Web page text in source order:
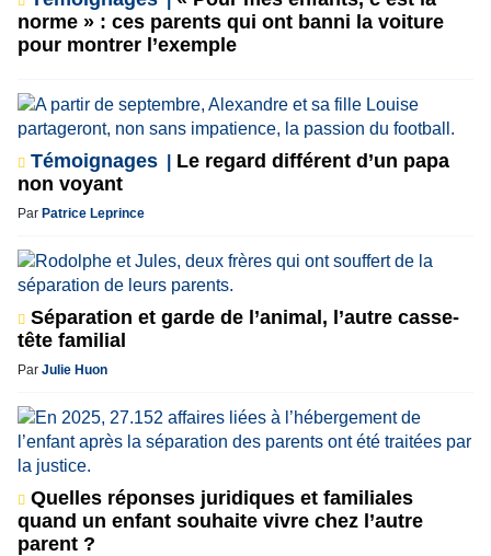
norme » : ces parents qui ont banni la voiture
pour montrer l’exemple
Témoignages
Le regard différent d’un papa
non voyant
Par Patrice Leprince
Séparation et garde de l’animal, l’autre casse-
tête familial
Par Julie Huon
Quelles réponses juridiques et familiales
quand un enfant souhaite vivre chez l’autre
parent ?